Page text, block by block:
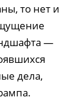
то нет и
—
дела,